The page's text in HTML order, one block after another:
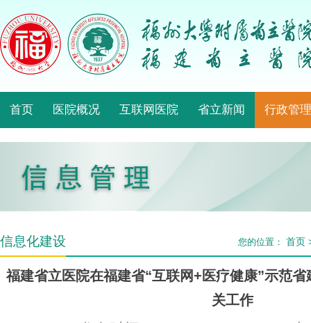
首页 医院概况 互联网医院 省立新闻 行政管理
信息化建设 您的位置： 首页
福建省立医院在福建省“互联网+医疗健康”示范
关工作